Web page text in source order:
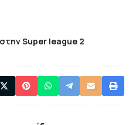
Super league 2